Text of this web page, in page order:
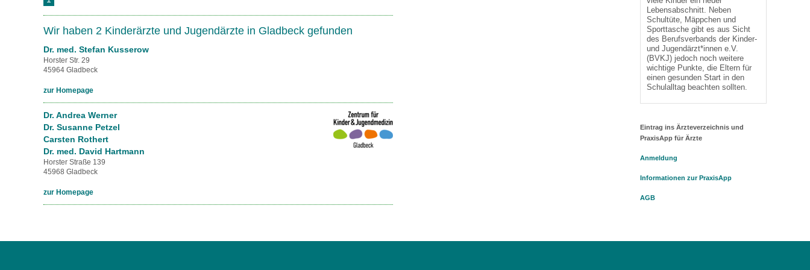
Wir haben 2 Kinderärzte und Jugendärzte in Gladbeck gefunden
Dr. med. Stefan Kusserow
Horster Str. 29
45964 Gladbeck
zur Homepage
Dr. Andrea Werner
Dr. Susanne Petzel
Carsten Rothert
Dr. med. David Hartmann
Horster Straße 139
45968 Gladbeck
zur Homepage
Lebensabschnitt. Neben
Schultüte, Mäppchen und
Sporttasche gibt es aus Sicht
des Berufsverbands der Kinder-
und Jugendärzt*innen e.V.
(BVKJ) jedoch noch weitere
wichtige Punkte, die Eltern für
einen gesunden Start in den
Schulalltag beachten sollten.
Eintrag ins Ärzteverzeichnis und
PraxisApp für Ärzte
Anmeldung
Informationen zur PraxisApp
AGB